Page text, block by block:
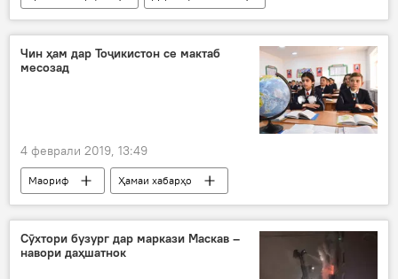
Таҳлил
Сиёсат
Раҳмон
Сергей Лавров
Чин ҳам дар Тоҷикистон се мактаб
месозад
4 феврали 2019, 13:49
Маориф Ҳамаи хабарҳо
Сӯхтори бузург дар маркази Маскав –
навори даҳшатнок